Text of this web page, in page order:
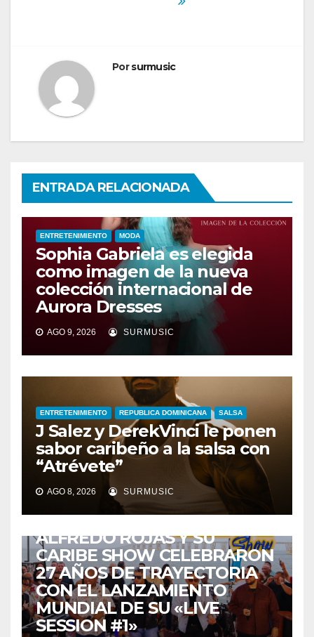
Porsurmusic
ENTRADA RELACIONADA
ENTRETENIMIENTO MODA
Sophia Gabriela es elegida
como imagen de la nueva
colección internacional de
Aurora Dresses
AGO 9, 2026 SURMUSIC
ENTRETENIMIENTO REPUBLICA DOMINICANA SALSA
J Salez y DerekVinci le ponen
sabor caribeño a la salsa con
“Atrévete”
AGO 8, 2026 SURMUSIC
ENTRETENIMIENTO
ALFREDO ROJAS Y SU
CARIBE SHOW CELEBRARON
27 AÑOS DE TRAYECTORIA
CON EL LANZAMIENTO
MUNDIAL DE SU «LIVE
SESSION #1»